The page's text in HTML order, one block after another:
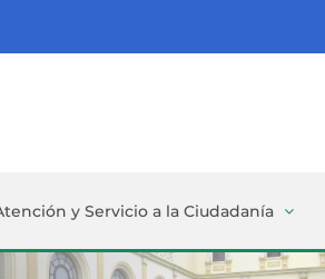
y Servicio a la Ciudadanía